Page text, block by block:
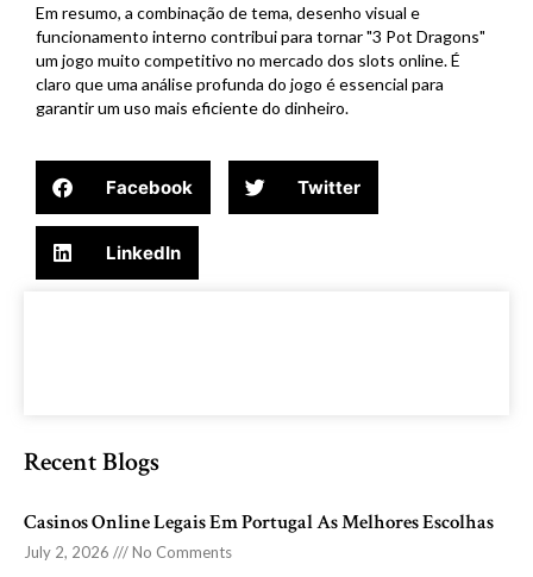
Em resumo, a combinação de tema, desenho visual e
funcionamento interno contribui para tornar "3 Pot Dragons"
um jogo muito competitivo no mercado dos slots online. É
claro que uma análise profunda do jogo é essencial para
garantir um uso mais eficiente do dinheiro.
Facebook Twitter
LinkedIn
Recent Blogs
Casinos Online Legais Em Portugal As Melhores Escolhas
July 2, 2026 No Comments